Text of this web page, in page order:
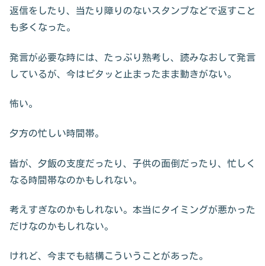
返信をしたり、当たり障りのないスタンプなどで返すこと
も多くなった。
発言が必要な時には、たっぷり熟考し、読みなおして発言
しているが、今はピタッと止まったまま動きがない。
怖い。
夕方の忙しい時間帯。
皆が、夕飯の支度だったり、子供の面倒だったり、忙しく
なる時間帯なのかもしれない。
考えすぎなのかもしれない。本当にタイミングが悪かった
だけなのかもしれない。
けれど、今までも結構こういうことがあった。